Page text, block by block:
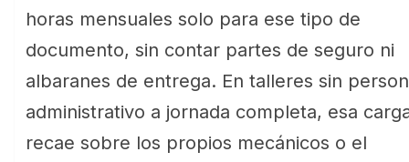
horas mensuales solo para ese tipo de
documento, sin contar partes de seguro ni
albaranes de entrega. En talleres sin
administrativo a jornada completa, esa
recae sobre los propios mecánicos o el